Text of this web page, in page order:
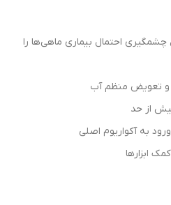
احتمال بیماری ماهی‌ها را
و تعویض منظم آب
از حد
به آکواریوم اصلی
ابزارها